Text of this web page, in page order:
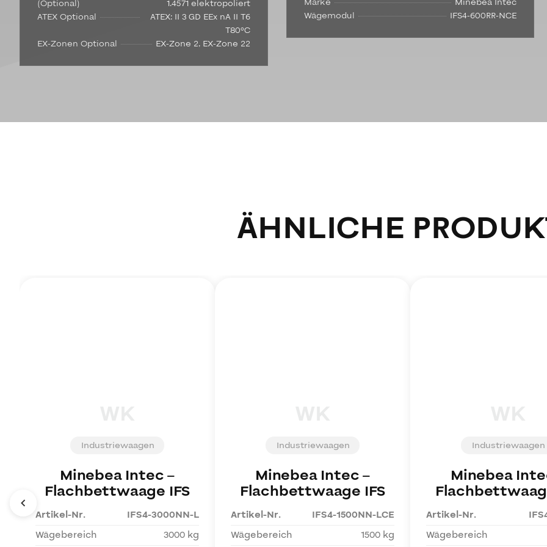
(Optional)
1.4571 elektropoliert
ATEX Optional
ATEX: II 3 GD EEx nA II T6
T80°C
EX-Zonen Optional
EX-Zone 2, EX-Zone 22
Wägemodul
IFS4-600RR-NCE
ÄHNLICHE
Industriewaagen
Minebea Intec–
Flachbettwaage IFS
Artikel-Nr.
IFS4-3000NN-L
Wägebereich
3000 kg
Industriewaagen
Minebea Intec–
Flachbettwaage IFS
Artikel-Nr.
IFS4-1500NN-LCE
Wägebereich
1500 kg
Industriewaagen
Minebea
Artikel-Nr.
Wägebereich